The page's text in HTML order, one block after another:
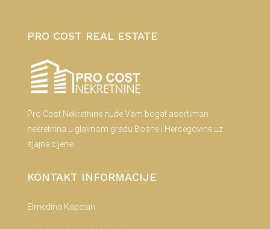
PRO COST REAL ESTATE
Pro Cost Nekretnine nude Vam bogat asortiman
nekretnina u glavnom gradu Bosne i Hercegovine uz
sjajne cijene.
KONTAKT INFORMACIJE
Elmedina Kapetan